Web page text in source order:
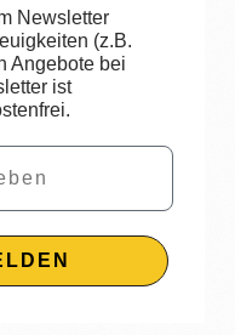
Newsletter
(z.B.
Angebote bei
ist